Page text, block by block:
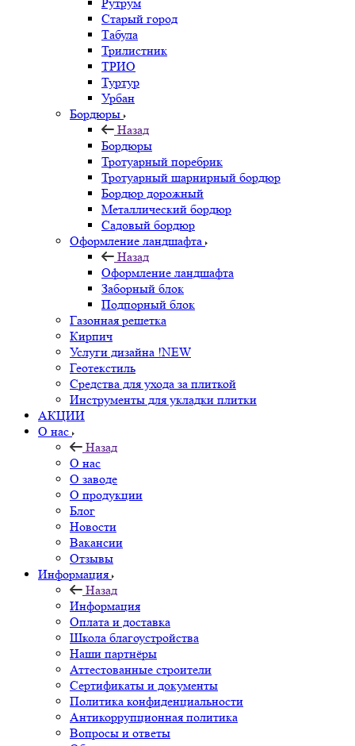
Старый город
Табула
Трилистник
ТРИО
Туртур
Урбан
Бордюры
Назад
Бордюры
Тротуарный поребрик
Тротуарный шарнирный бордюр
Бордюр дорожный
Металлический бордюр
Садовый бордюр
Оформление ландшафта
Назад
Оформление ландшафта
Заборный блок
Подпорный блок
Газонная решетка
Кирпич
Услуги дизайна !NEW
Геотекстиль
Средства для ухода за плиткой
Инструменты для укладки плитки
АКЦИИ
О нас
Назад
О нас
О заводе
О продукции
Блог
Новости
Вакансии
Отзывы
Информация
Назад
Информация
Оплата и доставка
Школа благоустройства
Наши партнёры
Аттестованные строители
Сертификаты и документы
Политика конфиденциальности
Антикоррупционная политика
Вопросы и ответы